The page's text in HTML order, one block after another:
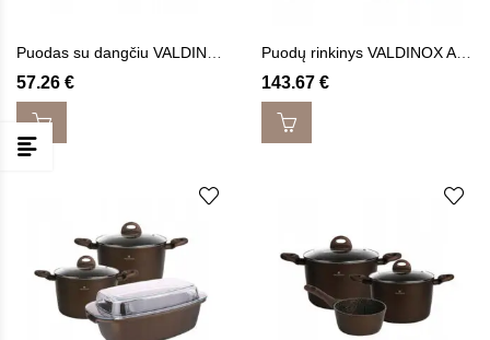
57.26 € 143.67 €